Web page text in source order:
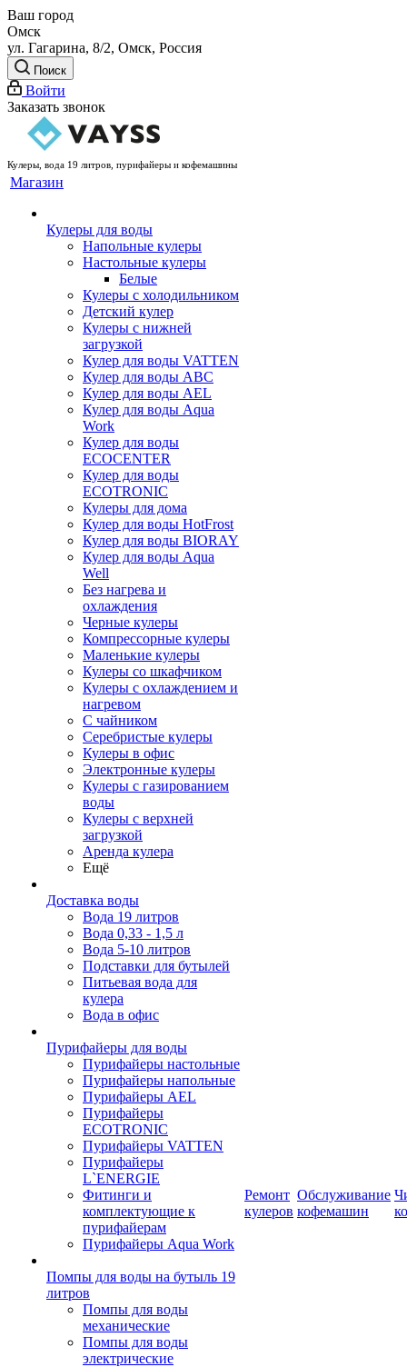
Ваш город
Омск
ул. Гагарина, 8/2, Омск, Россия
Поиск
Войти
Заказать звонок
Кулеры, вода 19 литров, пурифайеры и кофемашины
Магазин
Кулеры для воды
Напольные кулеры
Настольные кулеры
Белые
Кулеры с холодильником
Детский кулер
Кулеры с нижней
загрузкой
Кулер для воды VATTEN
Кулер для воды ABC
Кулер для воды AEL
Кулер для воды Aqua
Work
Кулер для воды
ECOCENTER
Кулер для воды
ECOTRONIC
Кулеры для дома
Кулер для воды HotFrost
Кулер для воды BIORAY
Кулер для воды Aqua
Well
Без нагрева и
охлаждения
Черные кулеры
Компрессорные кулеры
Маленькие кулеры
Кулеры со шкафчиком
Кулеры с охлаждением и
нагревом
С чайником
Серебристые кулеры
Кулеры в офис
Электронные кулеры
Кулеры с газированием
воды
Кулеры с верхней
загрузкой
Аренда кулера
Ещё
Доставка воды
Вода 19 литров
Вода 0,33 - 1,5 л
Вода 5-10 литров
Подставки для бутылей
Питьевая вода для
кулера
Вода в офис
Пурифайеры для воды
Пурифайеры настольные
Пурифайеры напольные
Пурифайеры AEL
Пурифайеры
ECOTRONIC
Пурифайеры VATTEN
Пурифайеры
L`ENERGIE
Фитинги и
комплектующие к
пурифайерам
Пурифайеры Aqua Work
Помпы для воды на бутыль 19
литров
Помпы для воды
механические
Помпы для воды
электрические
Ремонт
кулеров
Обслуживание
кофемашин